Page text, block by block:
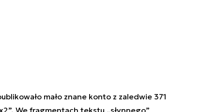
mało znane konto z zaledwie 371